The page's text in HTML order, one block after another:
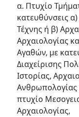
α. Πτυχίο
κατευθύνσεις
Τέχνης ή β)
Αρχαιολογίας
Αγαθών, με
Διαχείρισης
Ιστορίας,
Ανθρωπολογίας
πτυχίο
Αρχαιολογίας,